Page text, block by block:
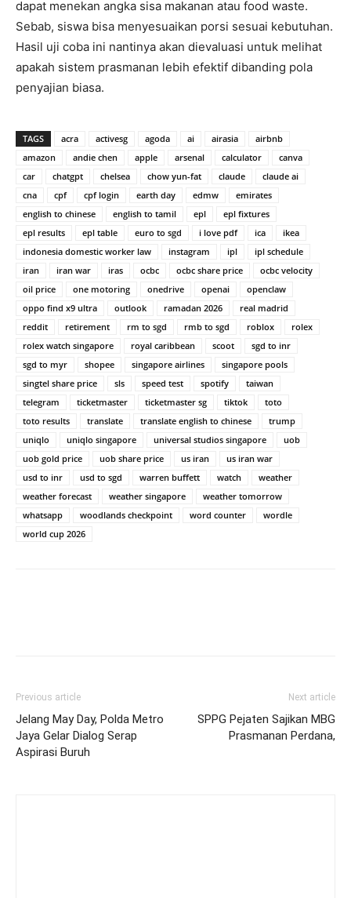
dapat menekan angka sisa makanan atau food waste.
Sebab, siswa bisa menyesuaikan porsi sesuai kebutuhan.
Hasil uji coba ini nantinya akan dievaluasi untuk melihat
apakah sistem prasmanan lebih efektif dibanding pola
penyajian biasa.
TAGS acra activesg agoda ai airasia
airbnb
amazon
andie chen apple arsenal calculator
canva
car
chatgpt chelsea chow yun-fat claude
claude ai
cna
cpf cpf login earth day edmw
emirates
english to chinese
english to tamil epl
epl fixtures
epl results
epl table euro to sgd i love pdf ica
ikea
indonesia domestic worker law
instagram ipl
ipl schedule
iran
iran war iras ocbc ocbc share price
ocbc velocity
oil price
one motoring onedrive openai
openclaw
oppo find x9 ultra
outlook ramadan 2026
real madrid
reddit
retirement rm to sgd rmb to sgd roblox
rolex
rolex watch singapore
royal caribbean scoot
sgd to inr
sgd to myr
shopee singapore airlines
singapore pools
singtel share price
sls speed test spotify
taiwan
telegram
ticketmaster ticketmaster sg tiktok
toto
toto results
translate translate english to chinese
trump
uniqlo
uniqlo singapore universal studios singapore
uob
uob gold price
uob share price us iran
us iran war
usd to inr
usd to sgd warren buffett watch
weather
weather forecast
weather singapore
weather tomorrow
whatsapp
woodlands checkpoint word counter
wordle
world cup 2026
Previous article
Jelang May Day, Polda Metro
Jaya Gelar Dialog Serap
Aspirasi Buruh
Next article
SPPG Pejaten Sajikan MBG
Prasmanan Perdana,